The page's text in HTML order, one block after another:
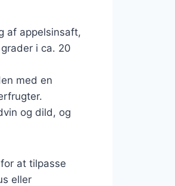
af appelsinsaft,
i ca. 20
med en
og dild, og
at tilpasse
eller